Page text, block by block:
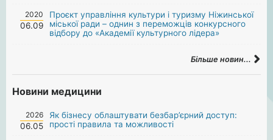
2020
06.09
Проєкт управління культури і туризму Ніжинської
міської ради – однин з переможців конкурсного
відбору до «Академії культурного лідера»
Більше новин...
Новини медицини
2026
06.05
Як бізнесу облаштувати безбар’єрний доступ:
прості правила та можливості